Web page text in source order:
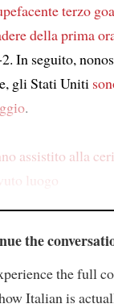
terzo
della prima
In seguito,
gli Stati Uniti
.
assistito alla
luogo
the
the full
Italian is